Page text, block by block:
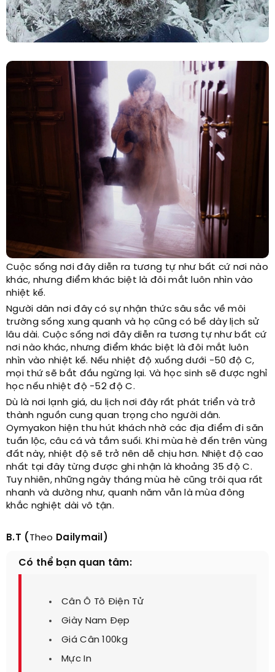
Cuộc sống nơi đây diễn ra tương tự như bất cứ nơi nào
khác, nhưng điểm khác biệt là đôi mắt luôn nhìn vào
nhiệt kế.
Người dân nơi đây có sự nhận thức sâu sắc về môi
trường sống xung quanh và họ cũng có bề dày lịch sử
lâu dài. Cuộc sống nơi đây diễn ra tương tự như bất cứ
nơi nào khác, nhưng điểm khác biệt là đôi mắt luôn
nhìn vào nhiệt kế. Nếu nhiệt độ xuống dưới -50 độ C,
mọi thứ sẽ bắt đầu ngừng lại. Và học sinh sẽ được nghỉ
học nếu nhiệt độ -52 độ C.
Dù là nơi lạnh giá, du lịch nơi đây rất phát triển và trở
thành nguồn cung quan trọng cho người dân.
Oymyakon hiện thu hút khách nhờ các địa điểm đi săn
tuần lộc, câu cá và tắm suối. Khi mùa hè đến trên vùng
đất này, nhiệt độ sẽ trở nên dễ chịu hơn. Nhiệt độ cao
nhất tại đây từng được ghi nhận là khoảng 35 độ C.
Tuy nhiên, những ngày tháng mùa hè cũng trôi qua rất
nhanh và dường như, quanh năm vẫn là mùa đông
khắc nghiệt dài vô tận.
B.T ( Theo Dailymail)
Có thể bạn quan tâm:
Cân Ô Tô Điện Tử
Giày Nam Đẹp
Giá Cân 100kg
Mực In